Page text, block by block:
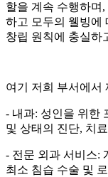
할을 계속 수행하며
하고 모두의 웰빙에
창립 원칙에 충실하
여기 저희 부서에서
- 내과: 성인을 위한
및 상태의 진단, 치
- 전문 외과 서비스:
최소 침습 수술 및